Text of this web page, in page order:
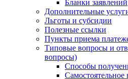
Бланки заявлений
Дополнительные
Льготы и субсидии
Полезные ссылки
Пункты приема
Типовые вопросы и
вопросы)
Способы